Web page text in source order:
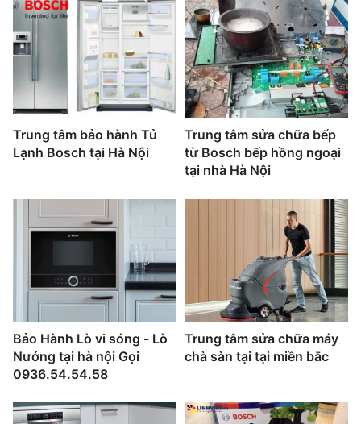
Trung tâm bảo hành Tủ
Lạnh Bosch tại Hà Nội
Trung tâm sửa chữa bếp
từ Bosch bếp hồng ngoại
tại nhà Hà Nội
Bảo Hành Lò vi sóng - Lò
Nướng tại hà nội Gọi
0936.54.54.58
Trung tâm sửa chữa máy
chà sàn tại tại miền bắc